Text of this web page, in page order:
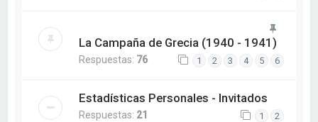
La Campaña de Grecia (1940 - 1941)
Respuestas: 76 1 2 3 4 5 6
Estadísticas Personales - Invitados
Respuestas: 21 1 2